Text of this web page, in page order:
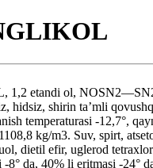
1,2 etandi ol,
hidsiz, shirin ta’mli
temperaturasi -12,7°,
kg/m3. Suv, spirt,
dietil efir, uglerod
8° da, 40% li eritmasi -24°